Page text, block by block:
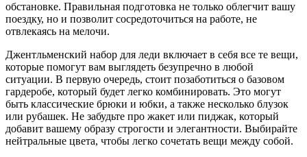
обстановке. Правильная подготовка не только облегчит вашу
поездку, но и позволит сосредоточиться на работе, не
отвлекаясь на мелочи.
Джентльменский набор для леди включает в себя все те вещи,
которые помогут вам выглядеть безупречно в любой
ситуации. В первую очередь, стоит позаботиться о базовом
гардеробе, который будет легко комбинировать. Это могут
быть классические брюки и юбки, а также несколько блузок
или рубашек. Не забудьте про жакет или пиджак, который
добавит вашему образу строгости и элегантности. Выбирайте
нейтральные цвета, чтобы легко сочетать вещи между собой.